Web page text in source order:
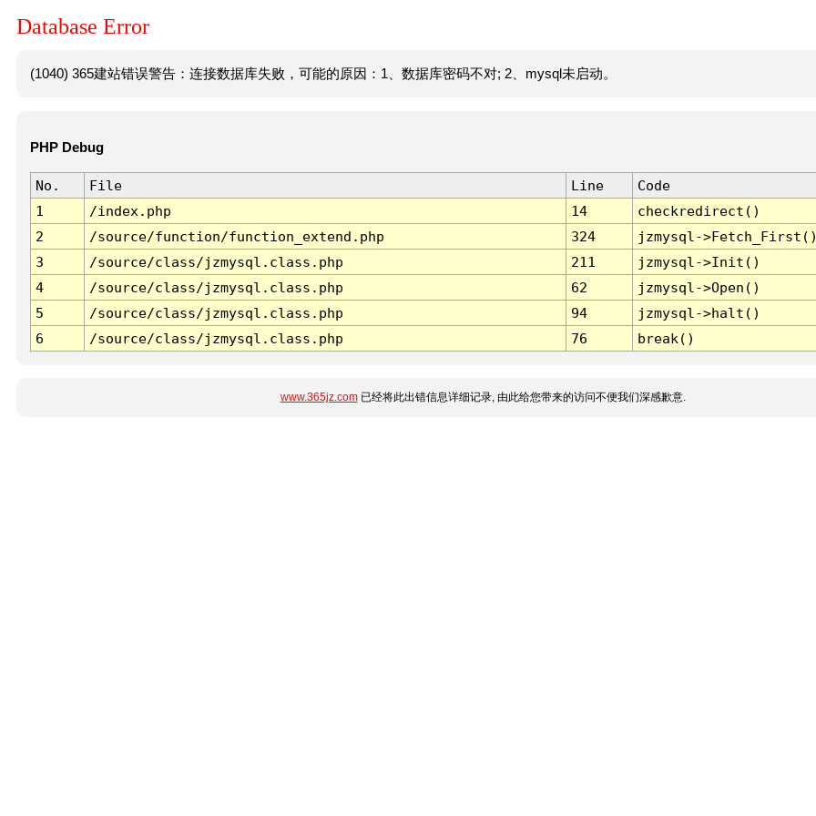
Database Error
(1040) 365建站错误警告：连接数据库失败，可能的原因：1、数据库密码不对; 2、mysql未启动。
PHP Debug
No. File Line
Code
1
/index.php 14
checkredirect()
2
/source/function/function_extend.php 324
jzmysql-
3
/source/class/jzmysql.class.php 211
jzmysql->Init()
4
/source/class/jzmysql.class.php 62
jzmysql->Open()
5
/source/class/jzmysql.class.php 94
jzmysql->halt()
6
/source/class/jzmysql.class.php 76 break()
www.365jz.com已经将此出错信息详细记录, 由此给您带来的访问不便我们深感歉意.